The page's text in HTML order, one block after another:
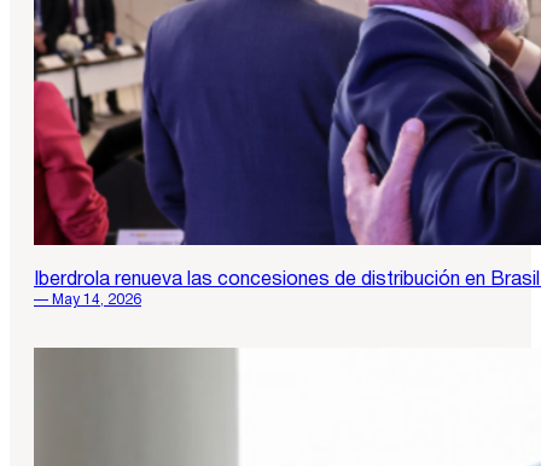
Iberdrola renueva las concesiones de distribución en
— May 14, 2026